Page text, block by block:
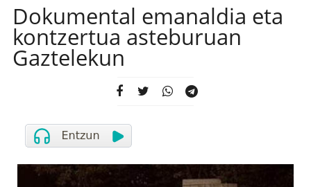
Dokumental emanaldia eta
kontzertua asteburuan
Gaztelekun